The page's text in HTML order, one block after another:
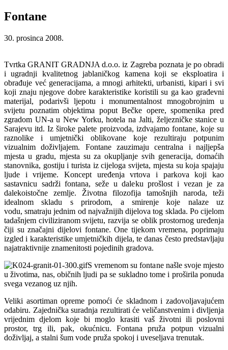
Fontane
30. prosinca 2008.
Tvrtka GRANIT GRADNJA d.o.o. iz Zagreba poznata je po obradi
i ugradnji kvalitetnog jablaničkog kamena koji se eksploatira i
obrađuje već generacijama, a mnogi arhitekti, urbanisti, kipari i svi
koji znaju njegove dobre karakteristike koristili su ga kao građevni
materijal, podarivši ljepotu i monumentalnost mnogobrojnim u
svijetu poznatim objektima poput Bečke opere, spomenika pred
zgradom UN-a u New Yorku, hotela na Jalti, željezničke stanice u
Sarajevu itd. Iz široke palete proizvoda, izdvajamo fontane, koje su
raznolike i umjetnički oblikovane koje rezultiraju potpunim
vizualnim doživljajem. Fontane zauzimaju centralna i najljepša
mjesta u gradu, mjesta su za okupljanje svih generacija, domaćih
stanovnika, gostiju i turista iz cijeloga svijeta, mjesta su koja spajaju
ljude i vrijeme. Koncept uređenja vrtova i parkova koji kao
sastavnicu sadrži fontana, seže u daleku prošlost i vezan je za
dalekoistočne zemlje. Životna filozofija tamošnjih naroda, teži
idealnom skladu s prirodom, a smirenje koje nalaze uz
vodu, smatraju jednim od najvažnijih dijelova tog sklada. Po cijelom
tadašnjem civiliziranom svijetu, razvija se oblik prostornog uređenja
čiji su značajni dijelovi fontane. One tijekom vremena, poprimaju
izgled i karakteristike umjetničkih dijela, te danas često predstavljaju
najatraktivnije znamenitosti pojedinih gradova.
S vremenom su fontane našle svoje mjesto
u životima, nas, običnih ljudi pa se sukladno tome i proširila ponuda
svega vezanog uz njih.
Veliki asortiman opreme pomoći će skladnom i zadovoljavajućem
odabiru. Zajednička suradnja rezultirati će veličanstvenim i divljenja
vrijednim djelom koje bi moglo krasiti vaš životni ili poslovni
prostor, trg ili, pak, okućnicu. Fontana pruža potpun vizualni
doživljaj, a stalni šum vode pruža spokoj i uveseljava trenutak.